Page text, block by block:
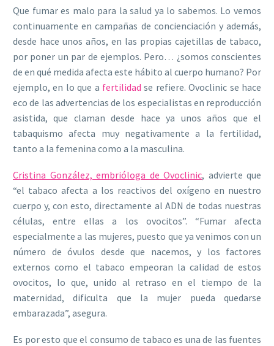
Que fumar es malo para la salud ya lo sabemos. Lo vemos
continuamente en campañas de concienciación y además,
desde hace unos años, en las propias cajetillas de tabaco,
por poner un par de ejemplos. Pero… ¿somos conscientes
de en qué medida afecta este hábito al cuerpo humano? Por
ejemplo, en lo que a fertilidadse refiere. Ovoclinic se hace
eco de las advertencias de los especialistas en reproducción
asistida, que claman desde hace ya unos años que el
tabaquismo afecta muy negativamente a la fertilidad,
tanto a la femenina como a la masculina.
Cristina González, embrióloga de Ovoclinic, advierte que
“el tabaco afecta a los reactivos del oxígeno en nuestro
cuerpo y, con esto, directamente al ADN de todas nuestras
células, entre ellas a los ovocitos”. “Fumar afecta
especialmente a las mujeres, puesto que ya venimos con un
número de óvulos desde que nacemos, y los factores
externos como el tabaco empeoran la calidad de estos
ovocitos, lo que, unido al retraso en el tiempo de la
maternidad, dificulta que la mujer pueda quedarse
embarazada”, asegura.
Es por esto que el consumo de tabaco es una de las fuentes